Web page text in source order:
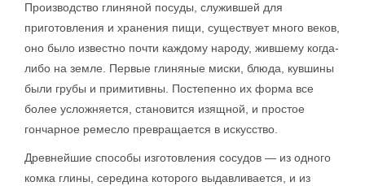
Производство глиняной посуды, служившей для
приготовления и хранения пищи, существует много веков,
оно было известно почти каждому народу, жившему когда-
либо на земле. Первые глиняные миски, блюда, кувшины
были грубы и примитивны. Постепенно их форма все
более усложняется, становится изящной, и простое
гончарное ремесло превращается в искусство.
Древнейшие способы изготовления сосудов — из одного
комка глины, середина которого выдавливается, и из